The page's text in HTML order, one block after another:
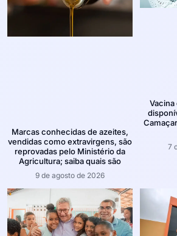
Marcas conhecidas de azeites,
vendidas como extravirgens, são
reprovadas pelo Ministério da
Agricultura; saiba quais são
9 de agosto de 2026
7